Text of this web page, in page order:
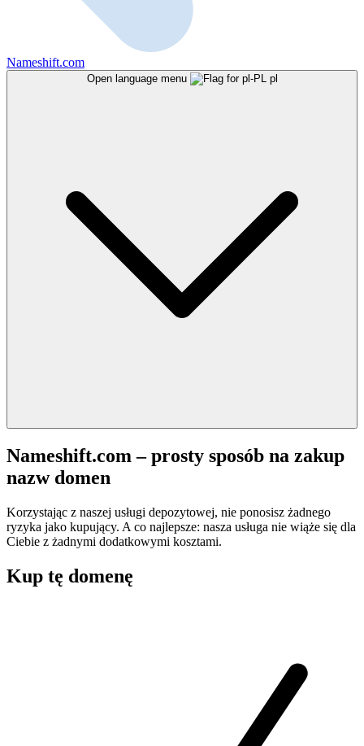
Nameshift.com
Open language menu pl
Nameshift.com – prosty sposób na zakup
nazw domen
Korzystając z naszej usługi depozytowej, nie ponosisz żadnego
ryzyka jako kupujący. A co najlepsze: nasza usługa nie wiąże się dla
Ciebie z żadnymi dodatkowymi kosztami.
Kup tę domenę